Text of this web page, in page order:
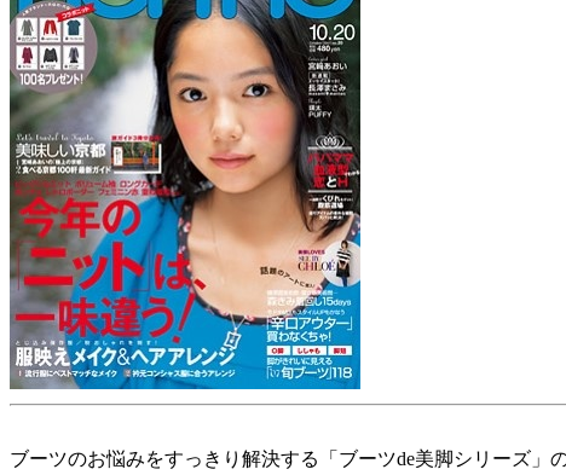
ブーツのお悩みをすっきり解決する「ブーツde美脚シリーズ」